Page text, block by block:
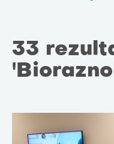
33